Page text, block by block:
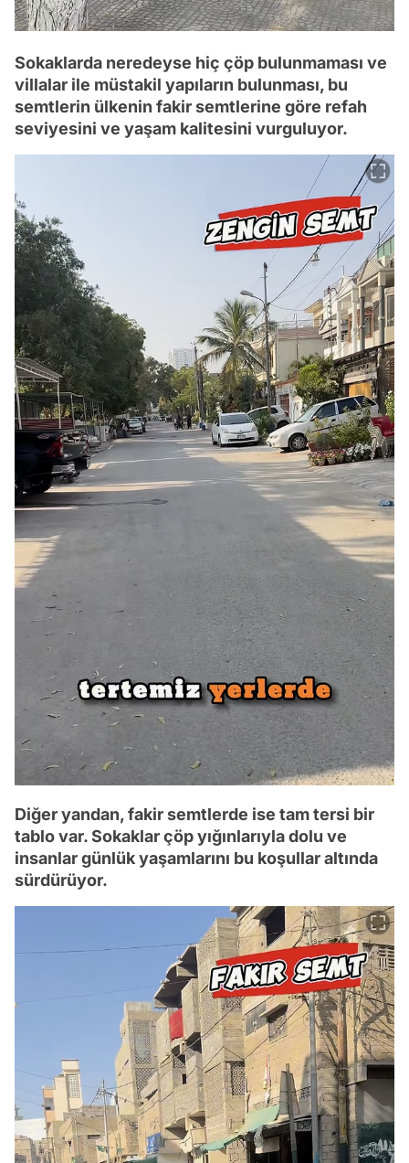
Sokaklarda neredeyse hiç çöp bulunmaması ve
villalar ile müstakil yapıların bulunması, bu
semtlerin ülkenin fakir semtlerine göre refah
seviyesini ve yaşam kalitesini vurguluyor.
Diğer yandan, fakir semtlerde ise tam tersi bir
tablo var. Sokaklar çöp yığınlarıyla dolu ve
insanlar günlük yaşamlarını bu koşullar altında
sürdürüyor.